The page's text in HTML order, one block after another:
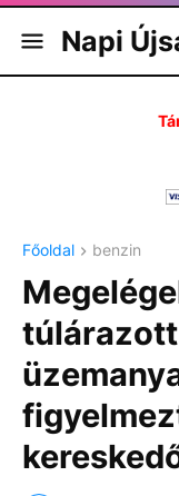
Napi
Főoldal benzin
túlárazott